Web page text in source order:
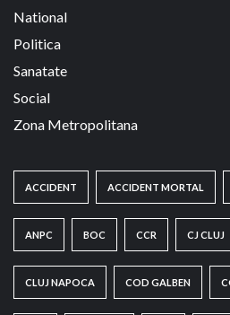
National
Politica
Sanatate
Social
Zona Metropolitana
ACCIDENT ACCIDENT MORTAL
ANPC BOC CCR CJ CLUJ
CLUJ NAPOCA COD GALBEN